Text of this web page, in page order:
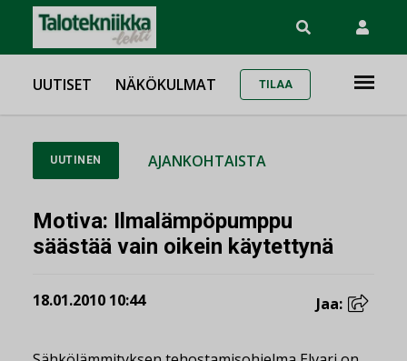
UUTISET NÄKÖKULMAT TILAA
UUTINEN AJANKOHTAISTA
Motiva: Ilmalämpöpumppu
säästää vain oikein käytettynä
18.01.2010 10:44 Jaa: